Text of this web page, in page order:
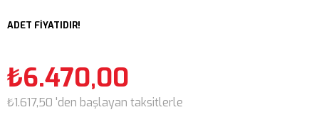
ADET FİYATIDIR!
₺6.470,00
₺1.617,50 'den başlayan taksitlerle